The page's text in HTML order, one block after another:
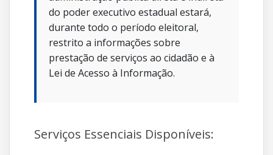
do poder executivo estadual estará,
durante todo o período eleitoral,
restrito a informações sobre
prestação de serviços ao cidadão e à
Lei de Acesso à Informação.
Serviços Essenciais Disponíveis: